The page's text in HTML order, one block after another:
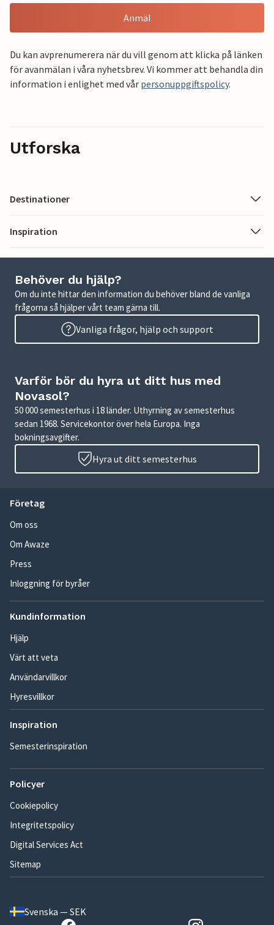
Anmäl
Du kan avprenumerera när du vill genom att klicka på länken
för avanmälan i våra nyhetsbrev. Vi kommer att behandla din
information i enlighet med vår personuppgiftspolicy.
Utforska
Destinationer
Inspiration
Behöver du hjälp?
Om du inte hittar den information du behöver bland de vanliga
frågorna så hjälper vårt team gärna till.
Vanliga frågor, hjälp och support
Varför bör du hyra ut ditt hus med
Novasol?
50 000 semesterhus i 18 länder. Uthyrning av semesterhus
sedan 1968. Servicekontor över hela Europa. Inga
bokningsavgifter.
Hyra ut ditt semesterhus
Företag
Om oss
Om Awaze
Press
Inloggning för byråer
Kundinformation
Hjälp
Värt att veta
Användarvillkor
Hyresvillkor
Inspiration
Semesterinspiration
Policyer
Cookiepolicy
Integritetspolicy
Digital Services Act
Sitemap
Svenska — SEK